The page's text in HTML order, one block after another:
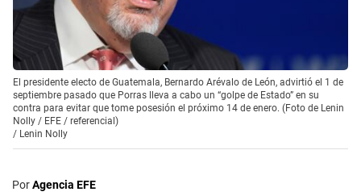
El presidente electo de Guatemala, Bernardo Arévalo de León, advirtió el 1 de
septiembre pasado que Porras lleva a cabo un “golpe de Estado” en su
contra para evitar que tome posesión el próximo 14 de enero. (Foto de Lenin
Nolly / EFE / referencial)
/ Lenin Nolly
PorAgencia EFE